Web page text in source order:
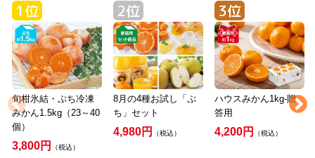
旬柑氷結・ぷち冷凍
みかん1.5kg（23～40
個）
3,800円 （税込）
8月の4種お試し「ぷ
ち」セット
4,980円 （税込）
ハウスみかん1kg-贈
答用
4,200円 （税込）